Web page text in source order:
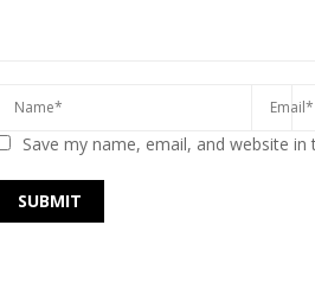
Save my name, email, and website